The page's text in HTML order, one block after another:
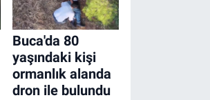
Buca'da 80
yaşındaki kişi
ormanlık alanda
dron ile bulundu